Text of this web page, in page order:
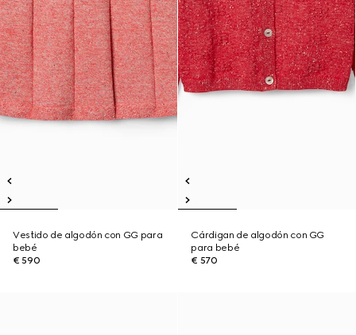
Vestido de algodón con GG para
bebé
€ 590
Cárdigan de algodón con GG
para bebé
€ 570